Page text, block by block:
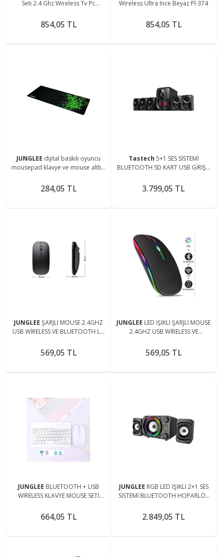
Seti 2.4 Ghz Wireless Tv Pc
854,05 TL
Wireless Ultra Ince Beyaz Pl-374
854,05 TL
JUNGLEE dijital baskılı oyuncu
mousepad klavye ve mouse altlığı
284,05 TL
Tastech 5+1 SES SİSTEMİ
BLUETOOTH SD KART USB GİRİŞLİ
3.799,05 TL
JUNGLEE ŞARJLI MOUSE 2.4GHZ
USB WİRELESS VE BLUETOOTH LU
TELEFON UYUMLU
569,05 TL
JUNGLEE LED IŞIKLI ŞARJLI MOUSE
2.4GHZ USB WİRELESS VE
ANDROİD TELEFON TABLET PC TV
569,05 TL
JUNGLEE BLUETOOTH + USB
WİRELESS KLAVYE MOUSE SETİ
KEYBOARD SET
664,05 TL
JUNGLEE RGB LED IŞIKLI 2+1 SES
SİSTEMİ BLUETOOTH HOPARLÖR
MİKROFONLU SPEAKER TV PC 50W
2.849,05 TL